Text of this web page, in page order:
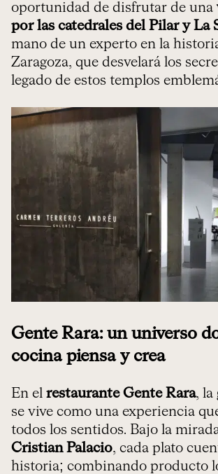
oportunidad de disfrutar de una
por las catedrales del Pilar y La
mano de un experto en la
Zaragoza, que desvelará los
legado de estos templos
Gente Rara: un universo
cocina piensa y crea
En el restaurante Gente Rara, la
se vive como una experiencia
todos los sentidos. Bajo la
Cristian Palacio, cada plato
historia; combinando producto